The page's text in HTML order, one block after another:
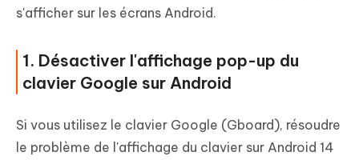
s'afficher sur les écrans Android.
1. Désactiver l'affichage pop-up du
clavier Google sur Android
Si vous utilisez le clavier Google (Gboard), résoudre
le problème de l'affichage du clavier sur Android 14